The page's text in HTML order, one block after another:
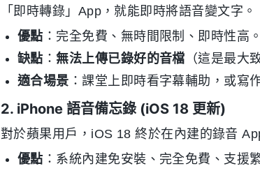
「即時轉錄」App，就能即時將語音變文字。
優點 ：完全免費、無時間限制、即時性高。
缺點 ：無法上傳已錄好的音檔 （這是最大
適合場景 ：課堂上即時看字幕輔助，或寫
2. iPhone 語音備忘錄 (iOS 18 更新)
對於蘋果用戶，iOS 18 終於在內建的錄音
優點 ：系統內建免安裝、完全免費、支援